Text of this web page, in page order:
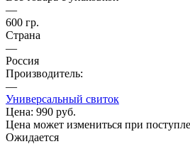
—
600 гр.
Страна
—
Россия
Производитель:
—
Универсальный свиток
Цена: 990 руб.
Цена может измениться при
Ожидается